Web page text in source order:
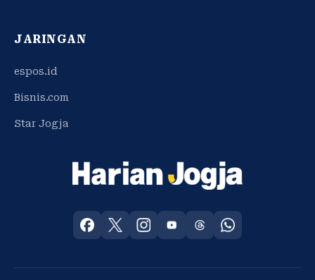
JARINGAN
espos.id
Bisnis.com
Star Jogja